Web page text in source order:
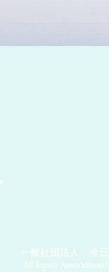
一般社団法人 全日
All Japan Association